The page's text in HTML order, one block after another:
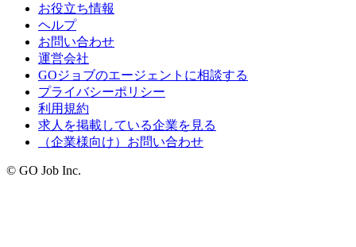
お役立ち情報
ヘルプ
お問い合わせ
運営会社
GOジョブのエージェントに相談する
プライバシーポリシー
利用規約
求人を掲載している企業を見る
（企業様向け）お問い合わせ
© GO Job Inc.